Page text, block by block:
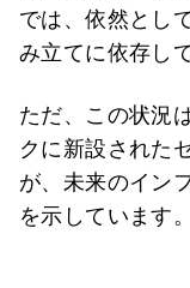
では、依然とし
み立てに依存し
ただ、この状況
クに新設された
が、未来のイン
を示しています。